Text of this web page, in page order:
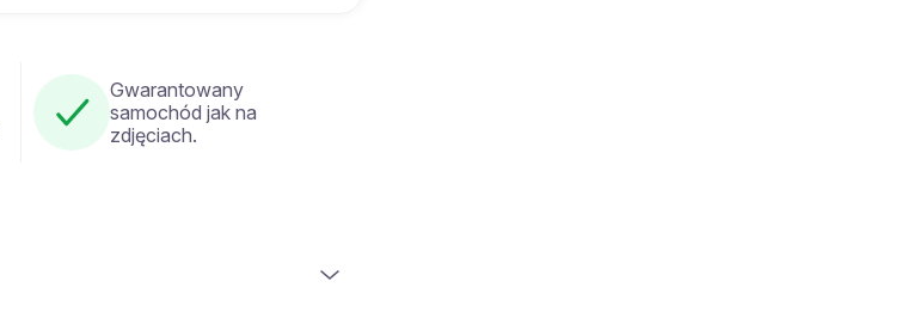
Gwarantowany
samochód jak na
zdjęciach.